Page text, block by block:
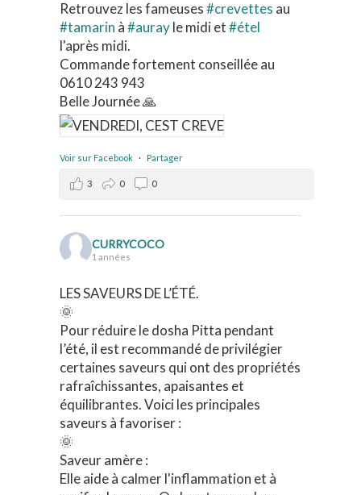
Retrouvez les fameuses#crevettes au
#tamarin à#aurayle midi et#étel
l'après midi.
Commande fortement conseillée au
0610 243 943
Belle Journée 🙏
Voir sur Facebook · Partager
3 0 0
CURRYCOCO
1 années
LES SAVEURS DE L’ÉTÉ.
🌞
Pour réduire le dosha Pitta pendant
l’été, il est recommandé de privilégier
certaines saveurs qui ont des propriétés
rafraîchissantes, apaisantes et
équilibrantes. Voici les principales
saveurs à favoriser :
🌞
Saveur amère :
Elle aide à calmer l'inflammation et à